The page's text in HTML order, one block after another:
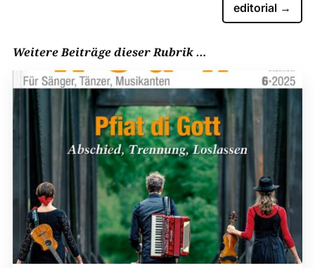
editorial →
Weitere Beiträge dieser Rubrik …